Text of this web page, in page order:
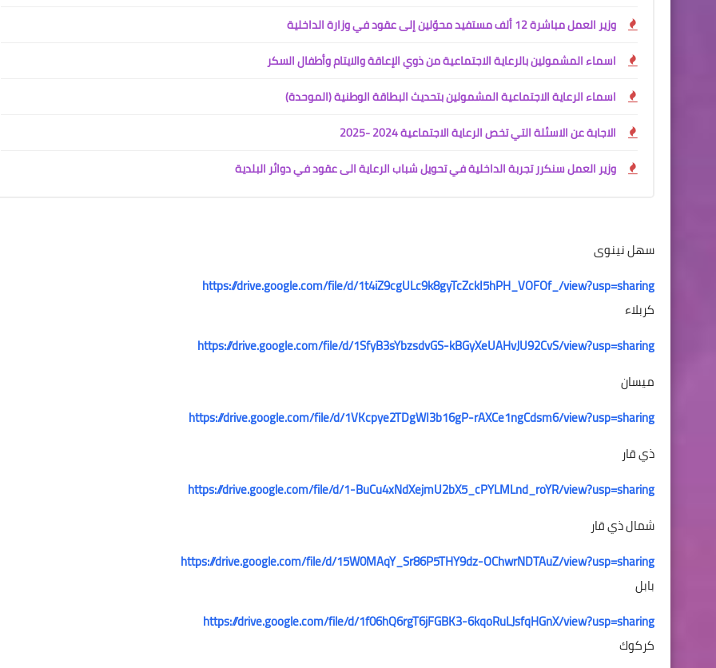
وزير العمل مباشرة 12 ألف مستفيد محوّلين إلى عقود في وزارة الداخلية
اسماء المشمولين بالرعاية الاجتماعية من ذوي الإعاقة والايتام وأطفال السكر
اسماء الرعاية الاجتماعية المشمولين بتحديث البطاقة الوطنية (الموحدة)
الاجابة عن الاسئلة التي تخص الرعاية الاجتماعية 2024 -2025
وزير العمل سنكرر تجربة الداخلية في تحويل شباب الرعاية الى عقود في دوائر البلدية
سهل نينوى
https://drive.google.com/file/d/1t4iZ9cgULc9k8gyTcZckI5hPH_VOFOf_/view?usp=sharing
كربلاء
https://drive.google.com/file/d/1SfyB3sYbzsdvGS-kBGyXeUAHvJU92CvS/view?usp=sharing
ميسان
https://drive.google.com/file/d/1VKcpye2TDgWI3b16gP-rAXCe1ngCdsm6/view?usp=sharing
ذي قار
https://drive.google.com/file/d/1-BuCu4xNdXejmU2bX5_cPYLMLnd_roYR/view?usp=sharing
شمال ذي قار
https://drive.google.com/file/d/15W0MAqY_Sr86P5THY9dz-OChwrNDTAuZ/view?usp=sharing
بابل
https://drive.google.com/file/d/1f06hQ6rgT6jFGBK3-6kqoRuLJsfqHGnX/view?usp=sharing
كركوك